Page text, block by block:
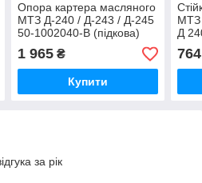
Опора картера масляного
МТЗ Д-240 / Д-243 / Д-245
50-1002040-В (підкова)
1 965₴
Купити
МТЗ
Д
764
за рік